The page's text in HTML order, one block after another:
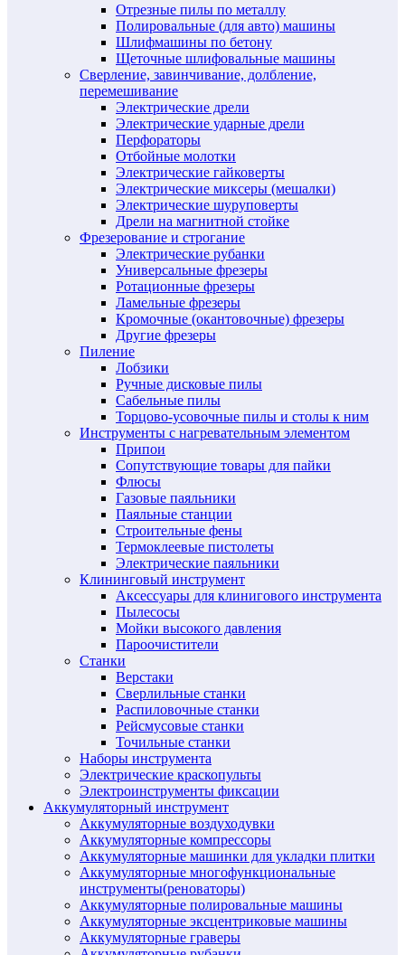
Отрезные пилы по металлу
Полировальные (для авто) машины
Шлифмашины по бетону
Щеточные шлифовальные машины
Сверление, завинчивание, долбление,
перемешивание
Электрические дрели
Электрические ударные дрели
Перфораторы
Отбойные молотки
Электрические гайковерты
Электрические миксеры (мешалки)
Электрические шуруповерты
Дрели на магнитной стойке
Фрезерование и строгание
Электрические рубанки
Универсальные фрезеры
Ротационные фрезеры
Ламельные фрезеры
Кромочные (окантовочные) фрезеры
Другие фрезеры
Пиление
Лобзики
Ручные дисковые пилы
Сабельные пилы
Торцово-усовочные пилы и столы к ним
Инструменты с нагревательным элементом
Припои
Сопутствующие товары для пайки
Флюсы
Газовые паяльники
Паяльные станции
Строительные фены
Термоклеевые пистолеты
Электрические паяльники
Клининговый инструмент
Аксессуары для клинигового инструмента
Пылесосы
Мойки высокого давления
Пароочистители
Станки
Верстаки
Сверлильные станки
Распиловочные станки
Рейсмусовые станки
Точильные станки
Наборы инструмента
Электрические краскопульты
Электроинструменты фиксации
Аккумуляторный инструмент
Аккумуляторные воздуходувки
Аккумуляторные компрессоры
Аккумуляторные машинки для укладки плитки
Аккумуляторные многофункциональные
инструменты(реноваторы)
Аккумуляторные полировальные машины
Аккумуляторные эксцентриковые машины
Аккумуляторные граверы